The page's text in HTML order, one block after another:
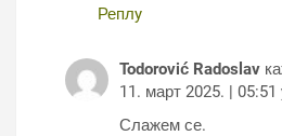
Реплy
Todorović Radoslav
11. март 2025. | 05:51
Слажем се.